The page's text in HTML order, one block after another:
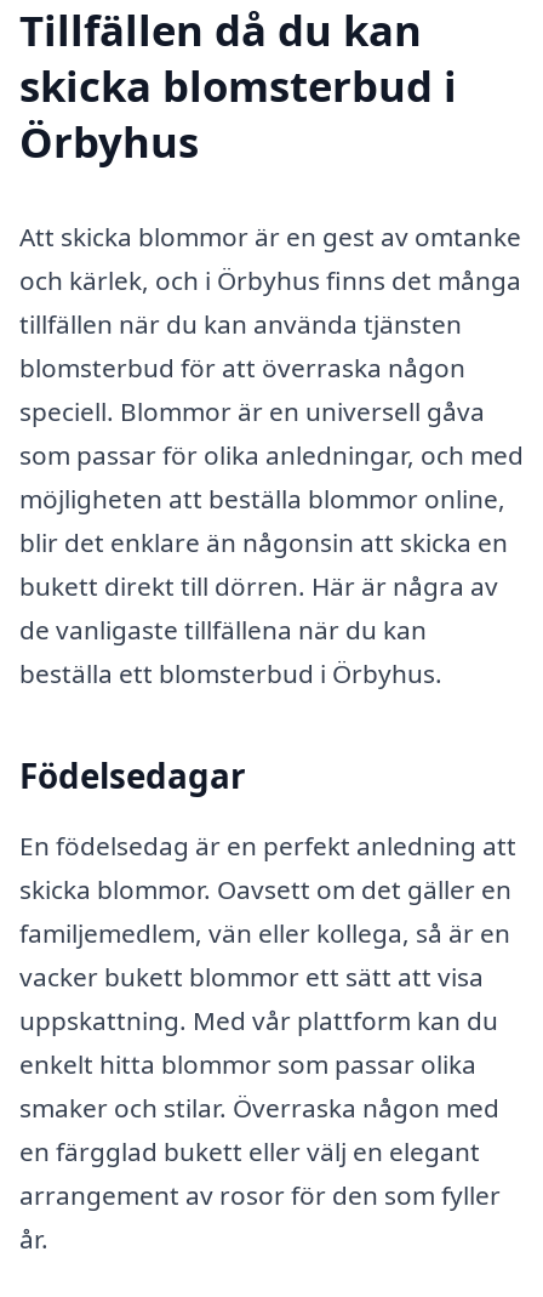
Tillfällen då du kan
skicka blomsterbud i
Örbyhus
Att skicka blommor är en gest av omtanke
och kärlek, och i Örbyhus finns det många
tillfällen när du kan använda tjänsten
blomsterbud för att överraska någon
speciell. Blommor är en universell gåva
som passar för olika anledningar, och med
möjligheten att beställa blommor online,
blir det enklare än någonsin att skicka en
bukett direkt till dörren. Här är några av
de vanligaste tillfällena när du kan
beställa ett blomsterbud i Örbyhus.
Födelsedagar
En födelsedag är en perfekt anledning att
skicka blommor. Oavsett om det gäller en
familjemedlem, vän eller kollega, så är en
vacker bukett blommor ett sätt att visa
uppskattning. Med vår plattform kan du
enkelt hitta blommor som passar olika
smaker och stilar. Överraska någon med
en färgglad bukett eller välj en elegant
arrangement av rosor för den som fyller
år.